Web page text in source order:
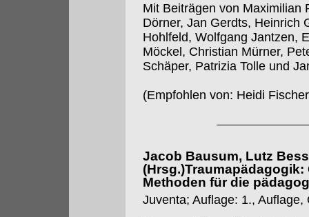
Mit Beiträgen von Maximilian
Dörner, Jan Gerdts, Heinrich
Hohlfeld, Wolfgang Jantzen,
Möckel, Christian Mürner,
Schäper, Patrizia Tolle und
(Empfohlen von: Heidi
Jacob Bausum, Lutz
Methoden für die
Juventa; Auflage: 1.,